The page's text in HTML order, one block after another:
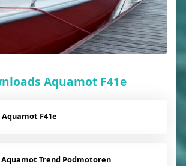
Aquamot F41e
F41e
Trend Podmotoren